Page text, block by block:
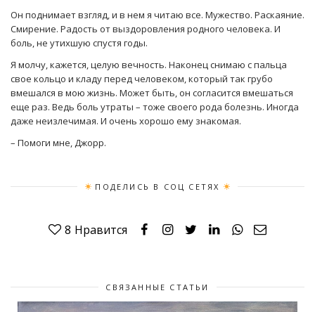
Он поднимает взгляд, и в нем я читаю все. Мужество. Раскаяние.
Смирение. Радость от выздоровления родного человека. И
боль, не утихшую спустя годы.
Я молчу, кажется, целую вечность. Наконец снимаю с пальца
свое кольцо и кладу перед человеком, который так грубо
вмешался в мою жизнь. Может быть, он согласится вмешаться
еще раз. Ведь боль утраты – тоже своего рода болезнь. Иногда
даже неизлечимая. И очень хорошо ему знакомая.
– Помоги мне, Джорр.
ПОДЕЛИСЬ В СОЦ СЕТЯХ
8 Нравится
СВЯЗАННЫЕ СТАТЬИ